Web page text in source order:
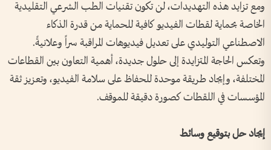
ومع تزايد هذه التهديدات، لن تكون تقنيات الطب الشرعي التقليدية
الخاصة بحماية لقطات الفيديو كافية للحماية من قدرة الذكاء
الاصطناعي التوليدي على تعديل فيديوهات المراقبة سراً وعلانيةً.
وتعكس الحاجة المتزايدة إلى حلول جديدة، أهمية التعاون بين القطاعات
المختلفة، وإيجاد طريقة موحدة للحفاظ على سلامة الفيديو، وتعزيز ثقة
المؤسسات في اللقطات كصورة دقيقة للموقف.
إيجاد حل بتوقيع وسائط